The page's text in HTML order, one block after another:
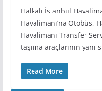
Halkalı İstanbul
Havalimanı’na Otobüs,
Havalimanı Transfer
taşıma araçlarının yanı
Read More